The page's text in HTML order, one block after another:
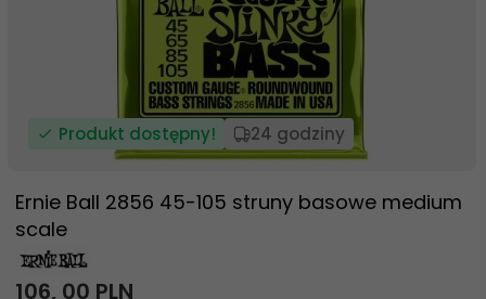
Produkt dostępny! 24 godziny
Ernie Ball 2856 45-105 struny basowe medium
scale
106, 00 PLN